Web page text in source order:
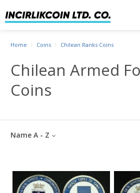
Home Coins Chilean Ranks Coins
Chilean Armed
Coins
Name A - Z